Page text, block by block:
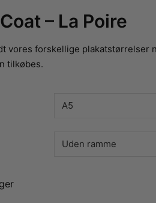
– La Poire
vores forskellige plakatstørrelser
tilkøbes.